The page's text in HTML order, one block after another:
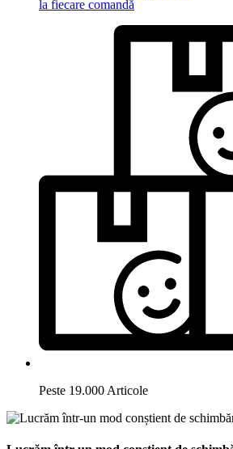
la fiecare comandă
Peste 19.000 Articole